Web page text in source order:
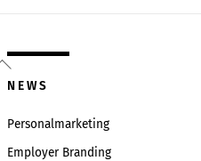
Back
To
NEWS
Personalmarketing
Employer Branding